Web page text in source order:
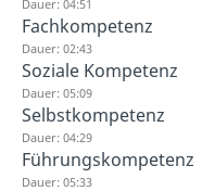
Dauer: 04:51
Fachkompetenz
Dauer: 02:43
Soziale Kompetenz
Dauer: 05:09
Selbstkompetenz
Dauer: 04:29
Führungskompetenz
Dauer: 05:33